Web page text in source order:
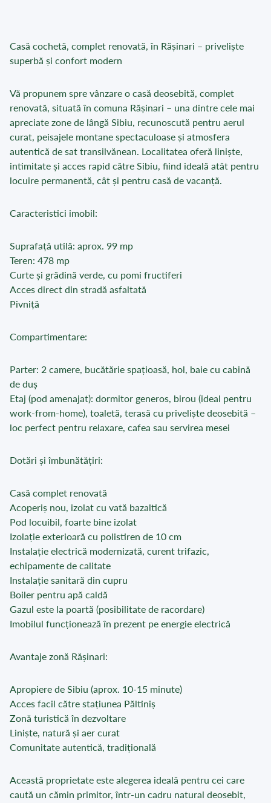
Casă cochetă, complet renovată, în Rășinari – priveliște
superbă și confort modern
Vă propunem spre vânzare o casă deosebită, complet
renovată, situată în comuna Rășinari – una dintre cele mai
apreciate zone de lângă Sibiu, recunoscută pentru aerul
curat, peisajele montane spectaculoase și atmosfera
autentică de sat transilvănean. Localitatea oferă liniște,
intimitate și acces rapid către Sibiu, fiind ideală atât pentru
locuire permanentă, cât și pentru casă de vacanță.
Caracteristici imobil:
Suprafață utilă: aprox. 99 mp
Teren: 478 mp
Curte și grădină verde, cu pomi fructiferi
Acces direct din stradă asfaltată
Pivniță
Compartimentare:
Parter: 2 camere, bucătărie spațioasă, hol, baie cu cabină
de duș
Etaj (pod amenajat): dormitor generos, birou (ideal pentru
work-from-home), toaletă, terasă cu priveliște deosebită –
loc perfect pentru relaxare, cafea sau servirea mesei
Dotări și îmbunătățiri:
Casă complet renovată
Acoperiș nou, izolat cu vată bazaltică
Pod locuibil, foarte bine izolat
Izolație exterioară cu polistiren de 10 cm
Instalație electrică modernizată, curent trifazic,
echipamente de calitate
Instalație sanitară din cupru
Boiler pentru apă caldă
Gazul este la poartă (posibilitate de racordare)
Imobilul funcționează în prezent pe energie electrică
Avantaje zonă Rășinari:
Apropiere de Sibiu (aprox. 10-15 minute)
Acces facil către stațiunea Păltiniș
Zonă turistică în dezvoltare
Liniște, natură și aer curat
Comunitate autentică, tradițională
Această proprietate este alegerea ideală pentru cei care
caută un cămin primitor, într-un cadru natural deosebit,